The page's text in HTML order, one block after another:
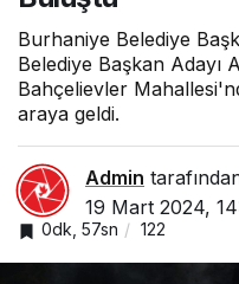
Burhaniye Belediye
Belediye Başkan Adayı
Bahçelievler
araya geldi.
Admin
19 Mart 2024,
0dk, 57sn 122